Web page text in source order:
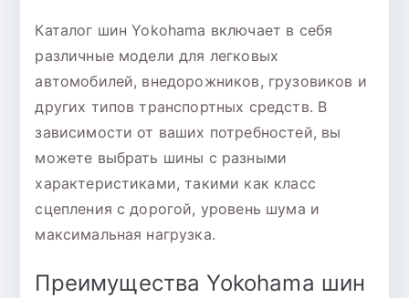
Каталог шин Yokohama включает в себя
различные модели для легковых
автомобилей, внедорожников, грузовиков и
других типов транспортных средств. В
зависимости от ваших потребностей, вы
можете выбрать шины с разными
характеристиками, такими как класс
сцепления с дорогой, уровень шума и
максимальная нагрузка.
Преимущества Yokohama шин